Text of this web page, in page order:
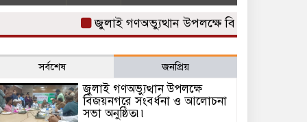
জুলাই গণঅভ্যুত্থান উপলক্ষে বিজয়নগরে
সর্বশেষ জনপ্রিয়
জুলাই গণঅভ্যুত্থান উপলক্ষে
বিজয়নগরে সংবর্ধনা ও আলোচনা
সভা অনুষ্ঠিত৷৷